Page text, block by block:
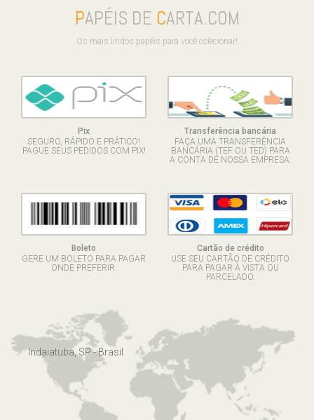
PAPÉIS DE CARTA.COM
Os mais lindos papéis para você colecionar!
Pix
SEGURO, RÁPIDO E PRÁTICO!
PAGUE SEUS PEDIDOS COM PIX!
Transferência bancária
FAÇA UMA TRANSFERÊNCIA
BANCÁRIA (TEF OU TED) PARA
A CONTA DE NOSSA EMPRESA.
Boleto
GERE UM BOLETO PARA PAGAR
ONDE PREFERIR.
Cartão de crédito
USE SEU CARTÃO DE CRÉDITO
PARA PAGAR À VISTA OU
PARCELADO.
Indaiatuba, SP - Brasil